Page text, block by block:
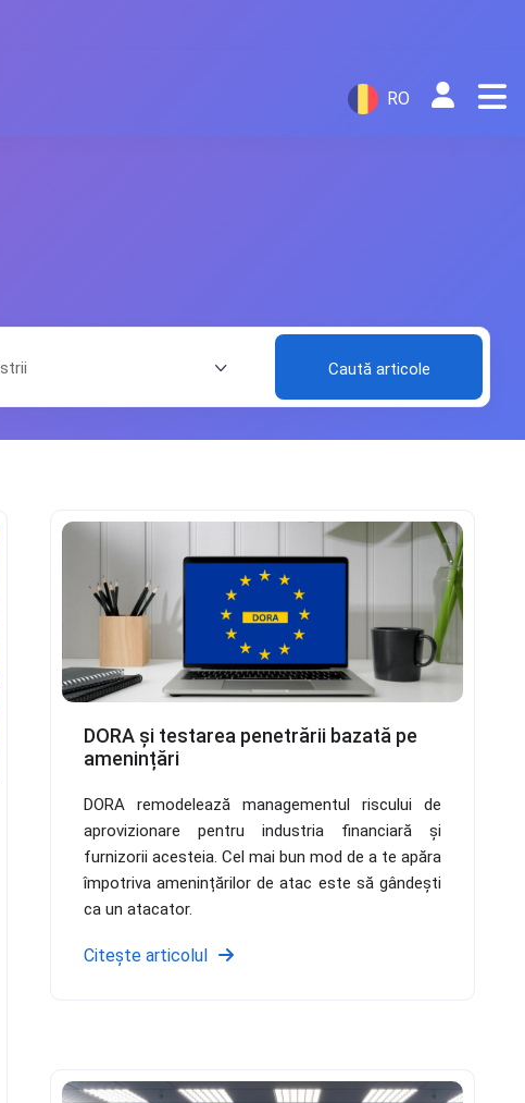
RO
Caută articole
DORA și testarea penetrării bazată pe
amenințări
DORA remodelează managementul riscului de
aprovizionare pentru industria financiară și
furnizorii acesteia. Cel mai bun mod de a te apăra
împotriva amenințărilor de atac este să gândești
ca un atacator.
Citește articolul